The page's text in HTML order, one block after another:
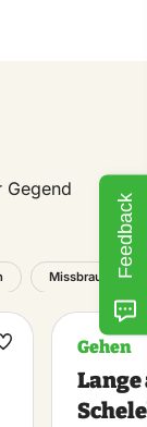
Gegend
Missbrauch
Maak
Gehen
Feedback